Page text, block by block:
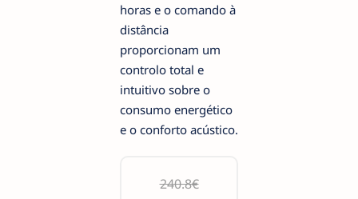
horas e o comando à
distância
proporcionam um
controlo total e
intuitivo sobre o
consumo energético
e o conforto acústico.
240.8€